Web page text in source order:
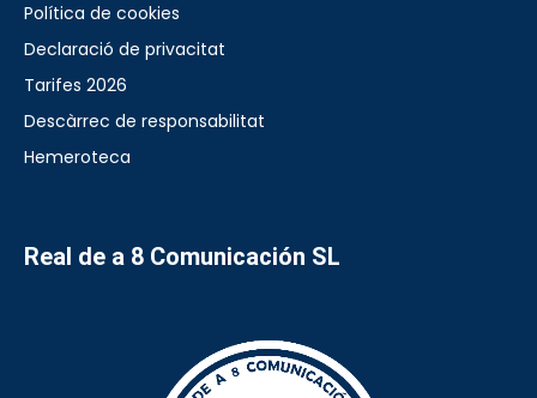
Política de cookies
Declaració de privacitat
Tarifes 2026
Descàrrec de responsabilitat
Hemeroteca
Real de a 8 Comunicación SL